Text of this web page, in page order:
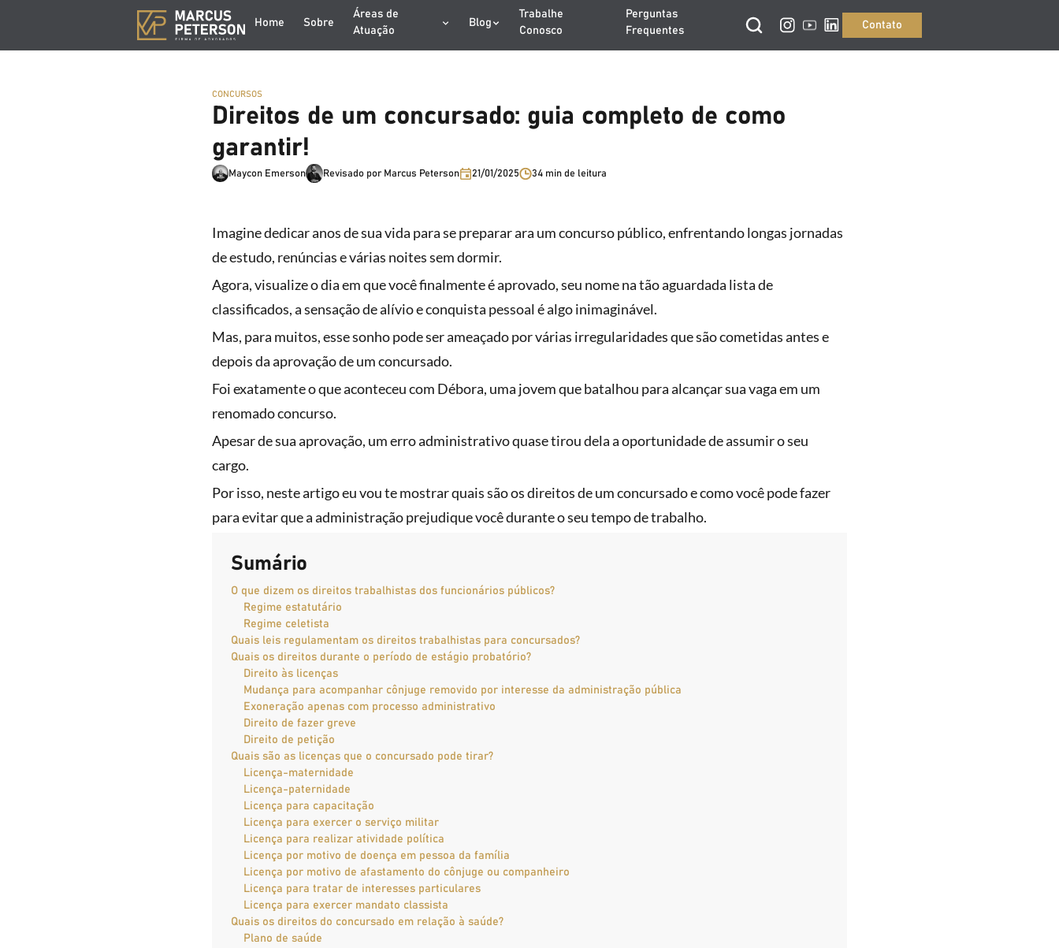
Home Sobre
Áreas de
Atuação
Blog
Trabalhe
Conosco
Perguntas
Frequentes
Contato
CONCURSOS
Direitos de um concursado: guia completo de como
garantir!
Maycon Emerson Revisado por Marcus Peterson 21/01/2025 34 min de leitura
Imagine dedicar anos de sua vida para se preparar ara um concurso público, enfrentando longas jornadas
de estudo, renúncias e várias noites sem dormir.
Agora, visualize o dia em que você finalmente é aprovado, seu nome na tão aguardada lista de
classificados, a sensação de alívio e conquista pessoal é algo inimaginável.
Mas, para muitos, esse sonho pode ser ameaçado por várias irregularidades que são cometidas antes e
depois da aprovação de um concursado.
Foi exatamente o que aconteceu com Débora, uma jovem que batalhou para alcançar sua vaga em um
renomado concurso.
Apesar de sua aprovação, um erro administrativo quase tirou dela a oportunidade de assumir o seu
cargo.
Por isso, neste artigo eu vou te mostrar quais são os direitos de um concursado e como você pode fazer
para evitar que a administração prejudique você durante o seu tempo de trabalho.
Sumário
O que dizem os direitos trabalhistas dos funcionários públicos?
Regime estatutário
Regime celetista
Quais leis regulamentam os direitos trabalhistas para concursados?
Quais os direitos durante o período de estágio probatório?
Direito às licenças
Mudança para acompanhar cônjuge removido por interesse da administração pública
Exoneração apenas com processo administrativo
Direito de fazer greve
Direito de petição
Quais são as licenças que o concursado pode tirar?
Licença-maternidade
Licença-paternidade
Licença para capacitação
Licença para exercer o serviço militar
Licença para realizar atividade política
Licença por motivo de doença em pessoa da família
Licença por motivo de afastamento do cônjuge ou companheiro
Licença para tratar de interesses particulares
Licença para exercer mandato classista
Quais os direitos do concursado em relação à saúde?
Plano de saúde